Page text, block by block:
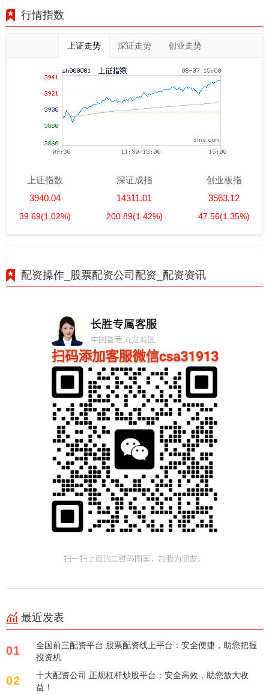
行情指数
上证走势 深证走势 创业走势
上证指数
3940.04
39.69(1.02%)
深证成指
14311.01
200.89(1.42%)
创业板指
3563.12
47.56(1.35%)
配资操作_股票配资公司配资_配资资讯
最近发表
01
全国前三配资平台 股票配资线上平台：安全便捷，助您把握
投资机
02
十大配资公司 正规杠杆炒股平台：安全高效，助您放大收
益！